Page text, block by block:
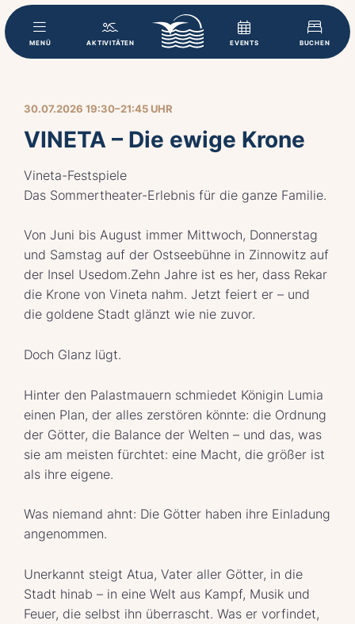
MENÜ AKTIVITÄTEN EVENTS BUCHEN
30.07.2026 19:30–21:45 UHR
VINETA – Die ewige Krone
Vineta-Festspiele
Das Sommertheater-Erlebnis für die ganze Familie.
Von Juni bis August immer Mittwoch, Donnerstag
und Samstag auf der Ostseebühne in Zinnowitz auf
der Insel Usedom.Zehn Jahre ist es her, dass Rekar
die Krone von Vineta nahm. Jetzt feiert er – und
die goldene Stadt glänzt wie nie zuvor.
Doch Glanz lügt.
Hinter den Palastmauern schmiedet Königin Lumia
einen Plan, der alles zerstören könnte: die Ordnung
der Götter, die Balance der Welten – und das, was
sie am meisten fürchtet: eine Macht, die größer ist
als ihre eigene.
Was niemand ahnt: Die Götter haben ihre Einladung
angenommen.
Unerkannt steigt Atua, Vater aller Götter, in die
Stadt hinab – in eine Welt aus Kampf, Musik und
Feuer, die selbst ihn überrascht. Was er vorfindet,